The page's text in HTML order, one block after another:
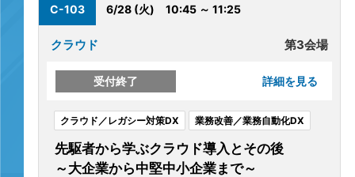
C-103 6/28 (火) 10:45 ～ 11:25
クラウド 第3会場
受付終了 詳細を見る
クラウド／レガシー対策DX 業務改善／業務自動化DX
先駆者から学ぶクラウド導入とその後
～大企業から中堅中小企業まで～